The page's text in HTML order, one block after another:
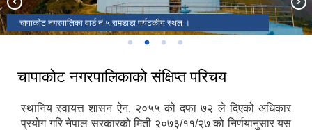
चापाकोट नगरपालिका नगर कार्यपालिकाको कार्यालय ।
चापाकोट नगरपालिका वार्ड नं ५ रामडाडा पर्यटकीय स्थल ।
१६ औ नगर सभा सम्पन्न ।
चापाकोट नगरपालिका निर्बाचन २०७९ मा निर्बाचित पदाधिकारी ।
चापाकोट नगरपालिकाको संक्षिप्त परिचय
स्थानिय स्वायत्त शासन ऐन, २०५५ को दफा ७२ ले दिएको अधिकार
प्रयोग गरि नेपाल सरकारको मिती २०७३/११/२७ को निर्णयानुसार यस